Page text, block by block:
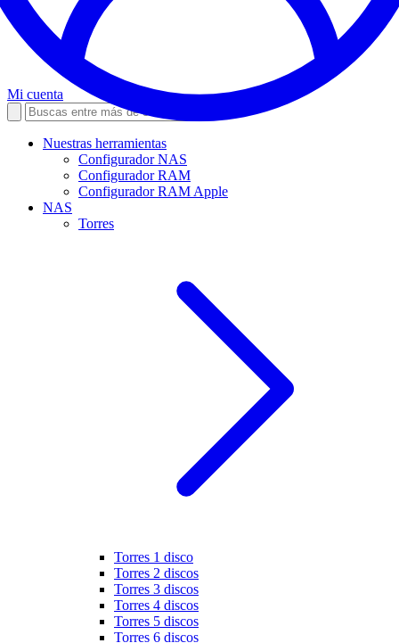
Mi cuenta
Nuestras herramientas
Configurador NAS
Configurador RAM
Configurador RAM Apple
NAS
Torres
Torres 1 disco
Torres 2 discos
Torres 3 discos
Torres 4 discos
Torres 5 discos
Torres 6 discos